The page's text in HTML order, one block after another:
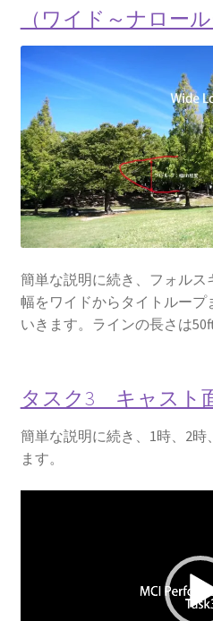
（ワイド～ナロール
簡単な説明に続き、フォル
幅をワイドからタイトループ
いきます。ラインの長さは
タスク3 キャスト
簡単な説明に続き、1時、2時
ます。